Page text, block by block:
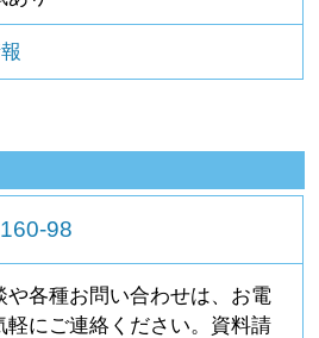
98
や各種お問い合わせは、お電
軽にご連絡ください。資料請